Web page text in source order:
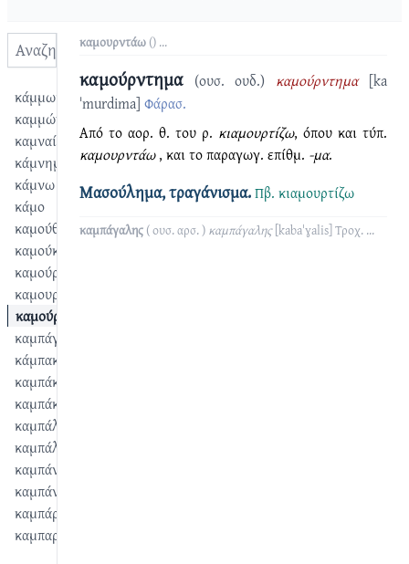
κάμμωμα
καμμώνω
καμναίνω
κάμνημα
κάμνω
κάμο
καμούθι
καμούκ
καμούρ
καμουρντάω
καμούρντημα
καμπάγαλης
κάμπακα
καμπάκης
καμπάκι
καμπάλα
καμπάλι
καμπάνα
καμπάνταης
καμπάρντημα
καμπαρντίζω
καμουρντάω () ...
καμούρντημα (ουσ. ουδ.) καμούρντημα [ka
ˈmurdima] Φάρασ.
Από το αορ. θ. του ρ. κιαμουρτίζω, όπου και τύπ.
καμουρντάω, και το παραγωγ. επίθμ. -μα.
Μασούλημα, τραγάνισμα.Πβ. κιαμουρτίζω
καμπάγαλης ( ουσ. αρσ. ) καμπάγαλης [kabaˈɣalis] Τροχ. ...